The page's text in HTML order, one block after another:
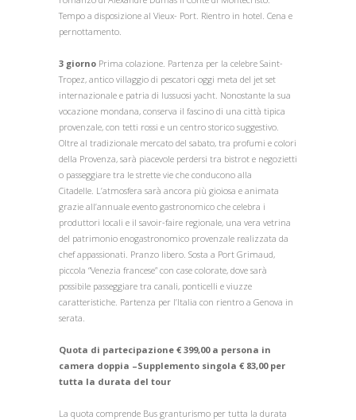
Tempo a disposizione al Vieux- Port. Rientro in hotel. Cena e
pernottamento.
3 giorno Prima colazione. Partenza per la celebre Saint-
Tropez, antico villaggio di pescatori oggi meta del jet set
internazionale e patria di lussuosi yacht. Nonostante la sua
vocazione mondana, conserva il fascino di una città tipica
provenzale, con tetti rossi e un centro storico suggestivo.
Oltre al tradizionale mercato del sabato, tra profumi e colori
della Provenza, sarà piacevole perdersi tra bistrot e negozietti
o passeggiare tra le strette vie che conducono alla
Citadelle. L’atmosfera sarà ancora più gioiosa e animata
grazie all’annuale evento gastronomico che celebra i
produttori locali e il savoir-faire regionale, una vera vetrina
del patrimonio enogastronomico provenzale realizzata da
chef appassionati. Pranzo libero. Sosta a Port Grimaud,
piccola “Venezia francese” con case colorate, dove sarà
possibile passeggiare tra canali, ponticelli e viuzze
caratteristiche. Partenza per l’Italia con rientro a Genova in
serata.
Quota di partecipazione € 399,00 a persona in
camera doppia –Supplemento singola € 83,00 per
tutta la durata del tour
La quota comprende Bus granturismo per tutta la durata